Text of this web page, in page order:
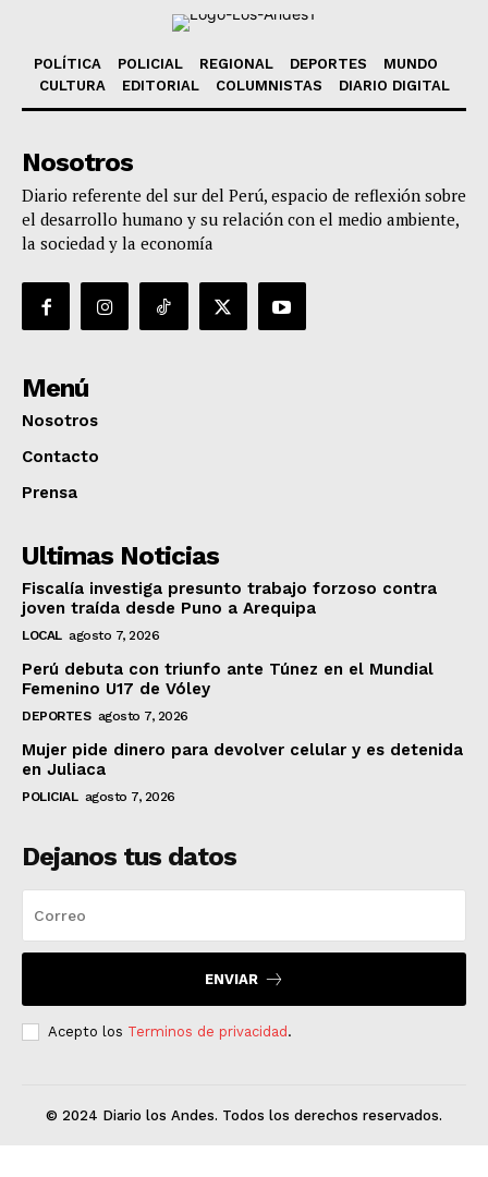
POLÍTICA POLICIAL REGIONAL DEPORTES
MUNDO
CULTURA
EDITORIAL COLUMNISTAS DIARIO DIGITAL
Nosotros
Diario referente del sur del Perú, espacio de reflexión sobre
el desarrollo humano y su relación con el medio ambiente,
la sociedad y la economía
Menú
Nosotros
Contacto
Prensa
Ultimas Noticias
Fiscalía investiga presunto trabajo forzoso contra
joven traída desde Puno a Arequipa
LOCAL agosto 7, 2026
Perú debuta con triunfo ante Túnez en el Mundial
Femenino U17 de Vóley
DEPORTES agosto 7, 2026
Mujer pide dinero para devolver celular y es detenida
en Juliaca
POLICIAL agosto 7, 2026
Dejanos tus datos
ENVIAR
Acepto los Terminos de privacidad.
© 2024 Diario los Andes. Todos los derechos reservados.